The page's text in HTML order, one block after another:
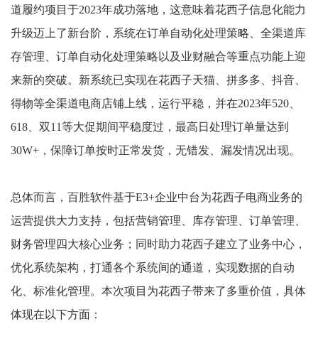
道履约项目于2023年成功落地，这意味着花西子信息化能力
升级迈上了新台阶，系统在订单自动化处理策略、全渠道库
存管理、订单自动化处理策略以及业财融合等重点功能上迎
来新的突破。新系统已实现在花西子天猫、拼多多、抖音、
得物等全渠道电商店铺上线，运行平稳，并在2023年520、
618、双11等大促期间平稳度过，最高日处理订单量达到
30W+，保障订单按时正常发货，无错发、漏发情况出现。
总体而言，百胜软件基于E3+企业中台为花西子电商业务的
运营提供大力支持，包括营销管理、库存管理、订单管理、
财务管理四大核心业务；同时助力花西子建立了业务中心，
优化系统架构，打通各个系统间的通道，实现数据的自动
化、标准化管理。本次项目为花西子带来了多重价值，具体
体现在以下方面：